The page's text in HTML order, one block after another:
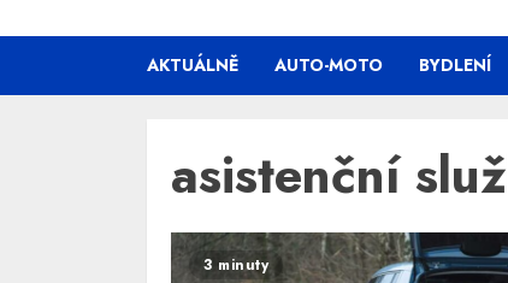
AKTUÁLNĚ AUTO-MOTO BYDLENÍ
asistenční
3 minuty